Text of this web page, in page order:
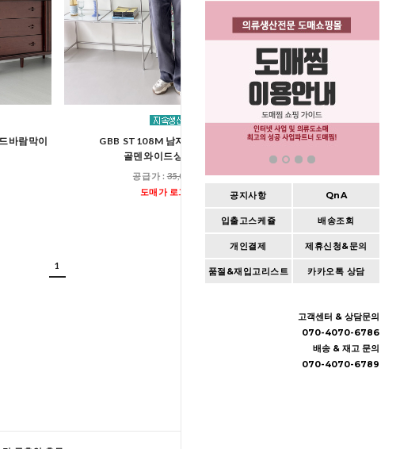
공지사항 QnA
입출고스케쥴 배송조회
개인결제 제휴신청&문의
품절&재입고리스트 카카오톡 상담
고객센터 & 상담문의
070-4070-6786
배송 & 재고 문의
070-4070-6789
바람막이
GBB ST108M 남자기모 반집업
골덴와이드상하세트
공급가 :35,000원
도매가 로그인
GBB ST808M 남자기
공급가 :
1